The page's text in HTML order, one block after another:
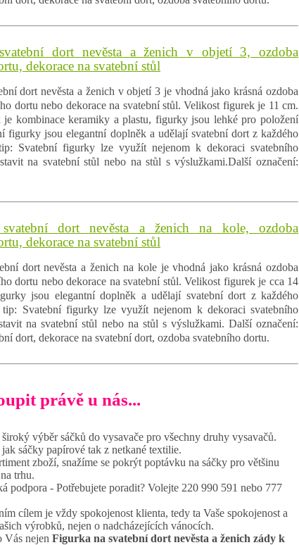
dort nevěsta a ženich v objetí 3, ozdoba
dekorace na svatební stůl
dort nevěsta a ženich v objetí 3 je vhodná jako krásná ozdoba
dortu nebo dekorace na svatební stůl. Velikost figurek je 11 cm.
kombinace keramiky a plastu, figurky jsou lehké pro položení
figurky jsou elegantní doplněk a udělají svatební dort z každého
Svatební figurky lze využít nejenom k dekoraci svatebního
na svatební stůl nebo na stůl s výslužkami.Další označení:
dort nevěsta a ženich na kole, ozdoba
dekorace na svatební stůl
dort nevěsta a ženich na kole je vhodná jako krásná ozdoba
dortu nebo dekorace na svatební stůl. Velikost figurek je cca 14
jsou elegantní doplněk a udělají svatební dort z každého
tip: Svatební figurky lze využít nejenom k dekoraci svatebního
na svatební stůl nebo na stůl s výslužkami. Další označení:
dort, dekorace na svatební dort, ozdoba svatebního dortu.
právě u nás...
výběr sáčků do vysavače pro všechny druhy vysavačů.
sáčky papírové tak z netkané textilie.
zboží, snažíme se pokrýt poptávku na sáčky pro většinu
trhu.
podpora - Potřebujete poradit? Volejte 220 990 591 nebo 777
cílem je vždy spokojenost klienta, tedy ta Vaše spokojenost a
výrobků, nejen o nadcházejících vánocích.
Vás nejen Figurka na svatební dort nevěsta a ženich zády k